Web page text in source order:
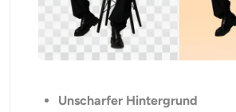
Unscharfer Hintergrund